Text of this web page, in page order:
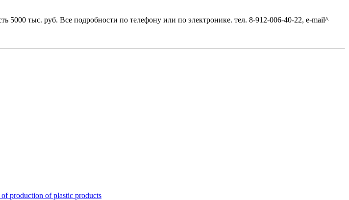
5000 тыс. руб. Все подробности по телефону или по электронике. тел. 8-912-006-40-22, e-mail^
production of plastic products